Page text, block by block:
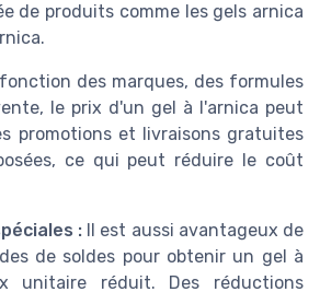
de produits comme les gels arnica
des marques, des formules
le prix d'un gel à l'arnica peut
promotions et livraisons gratuites
ce qui peut réduire le coût
:Il est aussi avantageux de
de soldes pour obtenir un gel à
unitaire réduit. Des réductions